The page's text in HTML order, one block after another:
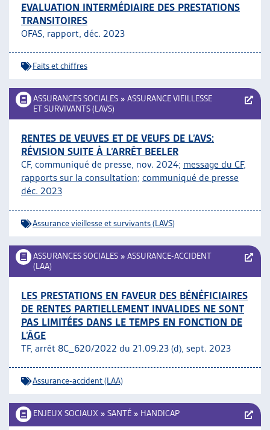
EVALUATION INTERMÉDIAIRE DES PRESTATIONS
TRANSITOIRES
OFAS, rapport, déc. 2023
Faits et chiffres
ASSURANCES SOCIALES » ASSURANCE VIEILLESSE
ET SURVIVANTS (LAVS)
RENTES DE VEUVES ET DE VEUFS DE L’AVS:
RÉVISION SUITE À L’ARRÊT BEELER
CF, communiqué de presse, nov. 2024; message du CF,
rapports sur la consultation; communiqué de presse
déc. 2023
Assurance vieillesse et survivants (LAVS)
ASSURANCES SOCIALES » ASSURANCE-ACCIDENT
(LAA)
LES PRESTATIONS EN FAVEUR DES BÉNÉFICIAIRES
DE RENTES PARTIELLEMENT INVALIDES NE SONT
PAS LIMITÉES DANS LE TEMPS EN FONCTION DE
L’ÂGE
TF, arrêt 8C_620/2022 du 21.09.23 (d), sept. 2023
Assurance-accident (LAA)
ENJEUX SOCIAUX » SANTÉ » HANDICAP